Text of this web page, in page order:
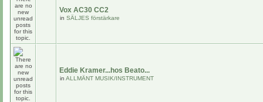
Vox AC30 CC2
in SÄLJES förstärkare
Eddie Kramer...hos Beato...
in ALLMÄNT MUSIK/INSTRUMENT